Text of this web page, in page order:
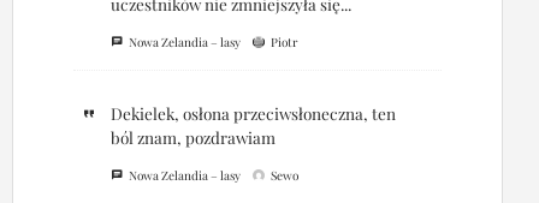
Nowa Zelandia – lasy Piotr
Dekielek, osłona przeciwsłoneczna, ten
ból znam, pozdrawiam
Nowa Zelandia – lasy Sewo